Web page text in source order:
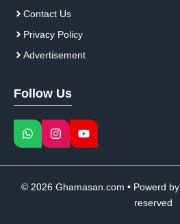
Contact Us
Privacy Policy
Advertisement
Follow Us
© 2026 Ghamasan.com • Powerd by
reserved